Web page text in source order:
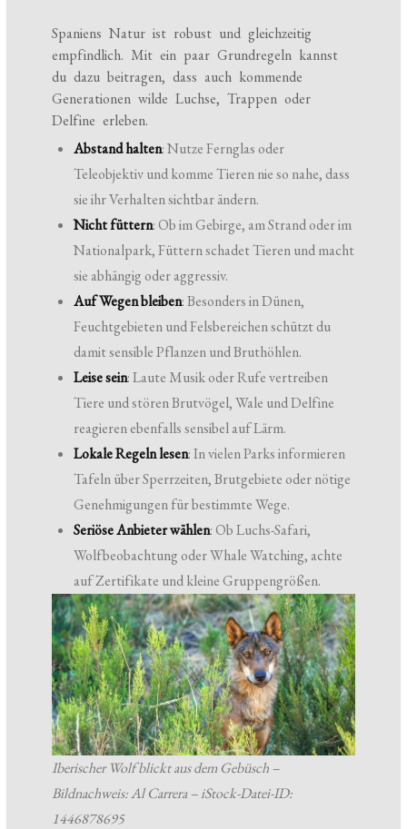
Spaniens Natur ist robust und gleichzeitig
empfindlich. Mit ein paar Grundregeln kannst
du dazu beitragen, dass auch kommende
Generationen wilde Luchse, Trappen oder
Delfine erleben.
Abstand halten: Nutze Fernglas oder
Teleobjektiv und komme Tieren nie so nahe, dass
sie ihr Verhalten sichtbar ändern.
Nicht füttern: Ob im Gebirge, am Strand oder im
Nationalpark, Füttern schadet Tieren und macht
sie abhängig oder aggressiv.
Auf Wegen bleiben: Besonders in Dünen,
Feuchtgebieten und Felsbereichen schützt du
damit sensible Pflanzen und Bruthöhlen.
Leise sein: Laute Musik oder Rufe vertreiben
Tiere und stören Brutvögel, Wale und Delfine
reagieren ebenfalls sensibel auf Lärm.
Lokale Regeln lesen: In vielen Parks informieren
Tafeln über Sperrzeiten, Brutgebiete oder nötige
Genehmigungen für bestimmte Wege.
Seriöse Anbieter wählen: Ob Luchs-Safari,
Wolfbeobachtung oder Whale Watching, achte
auf Zertifikate und kleine Gruppengrößen.
Iberischer Wolf blickt aus dem Gebüsch –
Bildnachweis: Al Carrera – iStock-Datei-ID:
1446878695